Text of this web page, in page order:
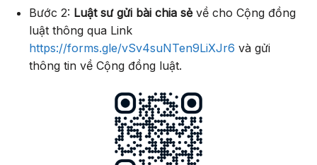
Bước 2: Luật sư gửi bài chia sẻvề cho Cộng đồng
luật thông qua Link
https://forms.gle/vSv4suNTen9LiXJr6 và gửi
thông tin về Cộng đồng luật.